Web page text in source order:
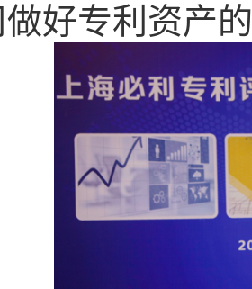
好专利资产